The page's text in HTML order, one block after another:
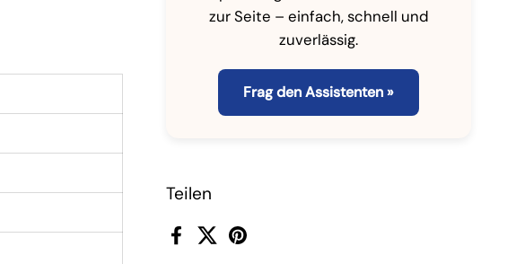
zur Seite – einfach, schnell und
zuverlässig.
Frag den Assistenten »
Teilen
Facebook
X (Twitter)
Pinterest